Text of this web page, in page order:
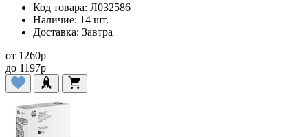
Код товара: Л032586
Наличие: 14 шт.
Доставка: Завтра
от 1260p
до 1197p